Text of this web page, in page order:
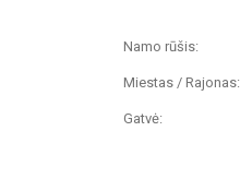
Namo rūšis:
Miestas / Rajonas:
Gatvė: